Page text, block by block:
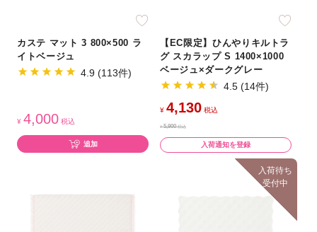
カステ マット 3 800×500 ラ
イトベージュ
4.9 (113件)
¥ 4,000 税込
追加
【EC限定】ひんやりキルトラ
グ スカラップ S 1400×1000
ベージュ×ダークグレー
4.5 (14件)
¥ 4,130 税込
¥5,900税込
入荷通知を登録
入荷待ち
受付中